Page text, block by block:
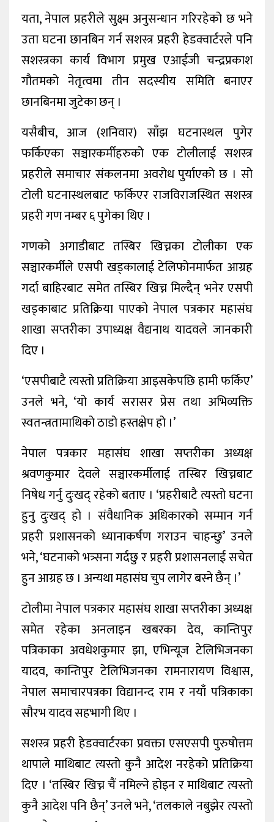
यता, नेपाल प्रहरीले सुक्ष्म अनुसन्धान गरिरहेको छ भने
उता घटना छानबिन गर्न सशस्त्र प्रहरी हेडक्वार्टरले पनि
सशस्त्रका कार्य विभाग प्रमुख एआईजी चन्द्रप्रकाश
गौतमको नेतृत्वमा तीन सदस्यीय समिति बनाएर
छानबिनमा जुटेका छन् ।
यसैबीच, आज (शनिवार) साँझ घटनास्थल पुगेर
फर्किएका सञ्चारकर्मीहरुको एक टोलीलाई सशस्त्र
प्रहरीले समाचार संकलनमा अवरोध पुर्याएको छ । सो
टोली घटनास्थलबाट फर्किएर राजविराजस्थित सशस्त्र
प्रहरी गण नम्बर ६ पुगेका थिए ।
गणको अगाडीबाट तस्बिर खिच्नका टोलीका एक
सञ्चारकर्मीले एसपी खड्कालाई टेलिफोनमार्फत आग्रह
गर्दा बाहिरबाट समेत तस्बिर खिच्न मिल्दैन् भनेर एसपी
खड्काबाट प्रतिक्रिया पाएको नेपाल पत्रकार महासंघ
शाखा सप्तरीका उपाध्यक्ष वैद्यनाथ यादवले जानकारी
दिए ।
‘एसपीबाटै त्यस्तो प्रतिक्रिया आइसकेपछि हामी फर्किए’
उनले भने, ‘यो कार्य सरासर प्रेस तथा अभिव्यक्ति
स्वतन्त्रतामाथिको ठाडो हस्तक्षेप हो ।’
नेपाल पत्रकार महासंघ शाखा सप्तरीका अध्यक्ष
श्रवणकुमार देवले सञ्चारकर्मीलाई तस्बिर खिच्नबाट
निषेध गर्नु दुःखद् रहेको बताए । ‘प्रहरीबाटै त्यस्तो घटना
हुनु दुःखद् हो । संवैधानिक अधिकारको सम्मान गर्न
प्रहरी प्रशासनको ध्यानाकर्षण गराउन चाहन्छु’ उनले
भने, ‘घटनाको भत्र्सना गर्दछु र प्रहरी प्रशासनलाई सचेत
हुन आग्रह छ । अन्यथा महासंघ चुप लागेर बस्ने छैन् ।’
टोलीमा नेपाल पत्रकार महासंघ शाखा सप्तरीका अध्यक्ष
समेत रहेका अनलाइन खबरका देव, कान्तिपुर
पत्रिकाका अवधेशकुमार झा, एभिन्यूज टेलिभिजनका
यादव, कान्तिपुर टेलिभिजनका रामनारायण विश्वास,
नेपाल समाचारपत्रका विद्यानन्द राम र नयाँ पत्रिकाका
सौरभ यादव सहभागी थिए ।
सशस्त्र प्रहरी हेडक्वार्टरका प्रवक्ता एसएसपी पुरुषोत्तम
थापाले माथिबाट त्यस्तो कुनै आदेश नरहेको प्रतिक्रिया
दिए । ‘तस्बिर खिच्न चैं नमिल्ने होइन र माथिबाट त्यस्तो
कुनै आदेश पनि छैन्’ उनले भने, ‘तलकाले नबुझेर त्यस्तो